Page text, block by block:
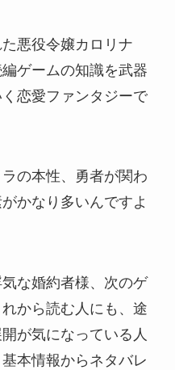
悪役令嬢カロリナ
ゲームの知識を武器
恋愛ファンタジーで
の本性、勇者が関わ
かなり多いんですよ
な婚約者様、次のゲ
から読む人にも、途
が気になっている人
本情報からネタバレ